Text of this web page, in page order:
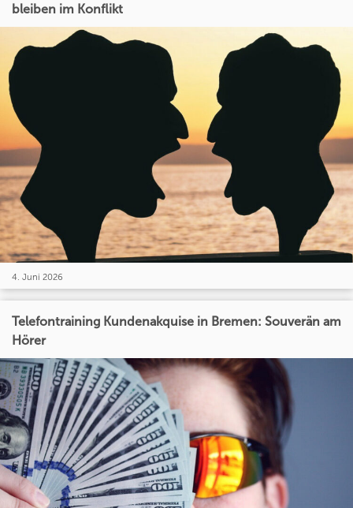
bleiben im Konflikt
4. Juni 2026
Telefontraining Kundenakquise in Bremen: Souverän am
Hörer